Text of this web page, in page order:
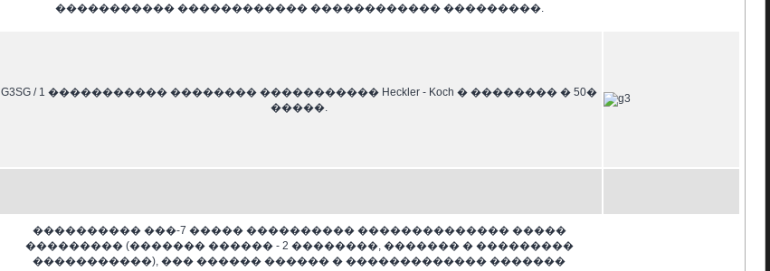
����������� ������������ ������������ ���������.
G3SG / 1 ����������� �������� ����������� Heckler - Koch � �������� � 50�
�����.
���������� ���-7 ����� ���������� �������������� �����
��������� (������� ������ - 2 ��������, ������� � ���������
�����������), ��� ������ ������ � ������������� �������